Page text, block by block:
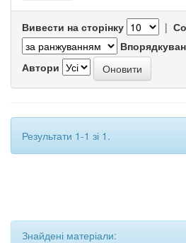
Вивести на сторінку |
Автори
Результати 1-1 зі 1.
Знайдені матеріали: